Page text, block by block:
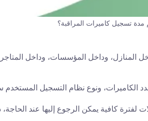
مدة تسجيل كاميرات المراقبة؟
المنازل، وداخل المؤسسات، وداخل
الكاميرات، ونوع نظام التسجيل
كافية يمكن الرجوع إليها عند